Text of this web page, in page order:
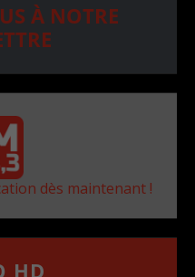
À NOTRE
dès maintenant !
HD